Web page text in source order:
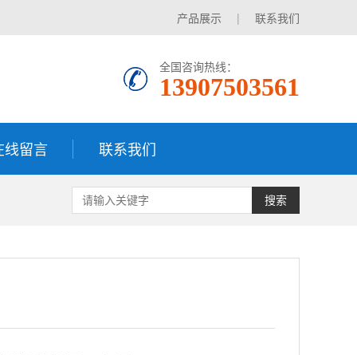
产品展示 | 联系我们
全国咨询热线：
13907503561
线留言 联系我们
搜索